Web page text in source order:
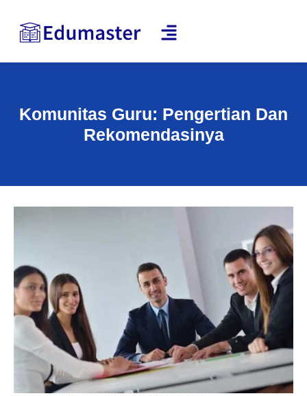
Komunitas Guru: Pengertian Dan
Rekomendasinya